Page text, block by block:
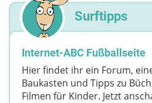
Surftipps
Internet-ABC Fußballseite
Hier findet ihr ein Forum,
Baukasten und Tipps zu
Filmen für Kinder. Jetzt